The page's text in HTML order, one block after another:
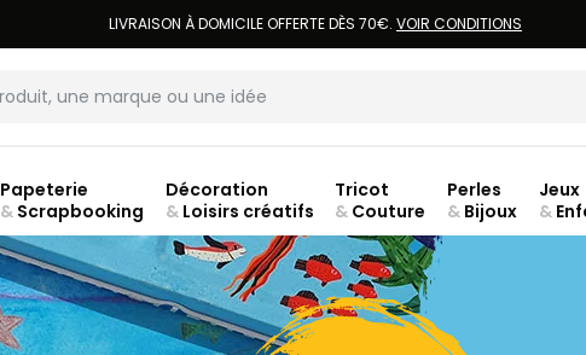
LIVRAISON À DOMICILE OFFERTE DÈS 70€. VOIR CONDITIONS
Papeterie
&Scrapbooking
Décoration
&Loisirs créatifs
Tricot
& Couture
Perles
& Bijoux
Jeux
&